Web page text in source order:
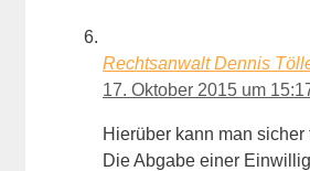
Rechtsanwalt Dennis
17. Oktober 2015 um
Hierüber kann man sicher
Die Abgabe einer